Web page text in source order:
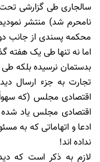
سالجاری طی گزارشی
نامحرم شد) منتشر
محکمه پسندی از جانب
اما نه تنها طی یک هفته
بدستمان نرسیده بلکه
تجارت به جزء ارسال
اقتصادی مجلس (که
اقتصادی مجلس یاد شده
ادعا و اتهاماتی که به
نداده اند!
لازم به ذکر است که